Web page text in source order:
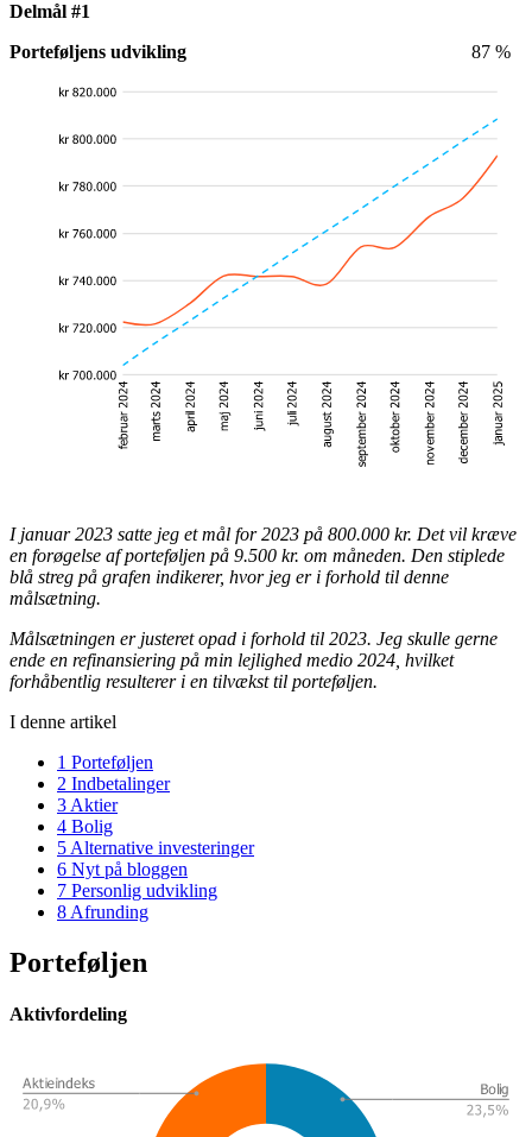
Delmål #1
87 %
Porteføljens udvikling
I januar 2023 satte jeg et mål for 2023 på 800.000 kr. Det vil kræve
en forøgelse af porteføljen på 9.500 kr. om måneden. Den stiplede
blå streg på grafen indikerer, hvor jeg er i forhold til denne
målsætning.
Målsætningen er justeret opad i forhold til 2023. Jeg skulle gerne
ende en refinansiering på min lejlighed medio 2024, hvilket
forhåbentlig resulterer i en tilvækst til porteføljen.
I denne artikel
1 Porteføljen
2 Indbetalinger
3 Aktier
4 Bolig
5 Alternative investeringer
6 Nyt på bloggen
7 Personlig udvikling
8 Afrunding
Porteføljen
Aktivfordeling